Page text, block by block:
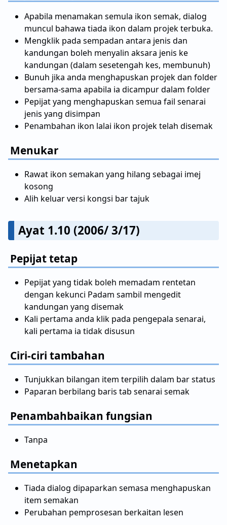
Apabila menamakan semula ikon semak, dialog
muncul bahawa tiada ikon dalam projek terbuka.
Mengklik pada sempadan antara jenis dan
kandungan boleh menyalin aksara jenis ke
kandungan (dalam sesetengah kes, membunuh)
Bunuh jika anda menghapuskan projek dan folder
bersama-sama apabila ia dicampur dalam folder
Pepijat yang menghapuskan semua fail senarai
jenis yang disimpan
Penambahan ikon lalai ikon projek telah disemak
Menukar
Rawat ikon semakan yang hilang sebagai imej
kosong
Alih keluar versi kongsi bar tajuk
Ayat 1.10 (2006/ 3/17)
Pepijat tetap
Pepijat yang tidak boleh memadam rentetan
dengan kekunci Padam sambil mengedit
kandungan yang disemak
Kali pertama anda klik pada pengepala senarai,
kali pertama ia tidak disusun
Ciri-ciri tambahan
Tunjukkan bilangan item terpilih dalam bar status
Paparan berbilang baris tab senarai semak
Penambahbaikan fungsian
Tanpa
Menetapkan
Tiada dialog dipaparkan semasa menghapuskan
item semakan
Perubahan pemprosesan berkaitan lesen